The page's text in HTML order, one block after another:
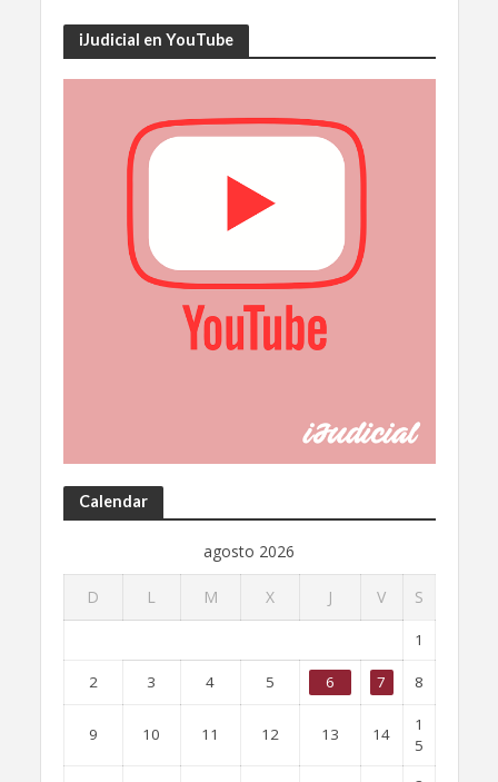
iJudicial en YouTube
Calendar
agosto 2026
D L M X J V S
1
2 3 4 5 6 7 8
9 10 11 12 13 14
1
5